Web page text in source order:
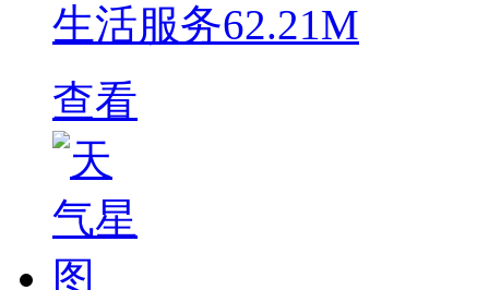
生活服务62.21M
查看